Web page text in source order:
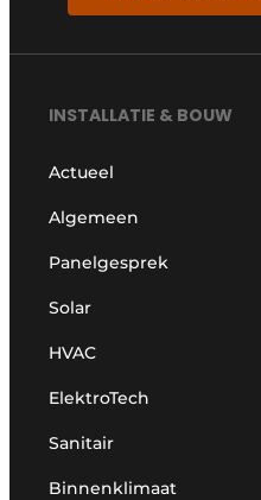
INSTALLATIE & BOUW
Actueel
Algemeen
Panelgesprek
Solar
HVAC
ElektroTech
Sanitair
Binnenklimaat